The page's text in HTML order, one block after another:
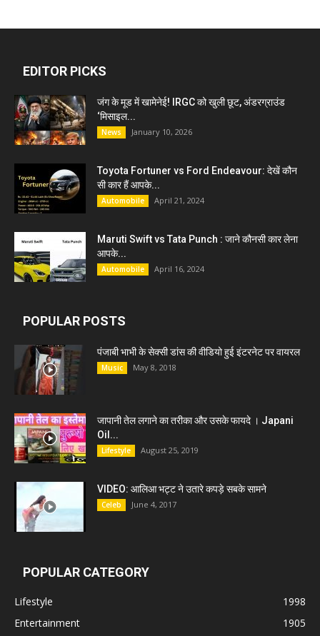
EDITOR PICKS
जंग के मूड में खामेनेई! IRGC को खुली छूट, अंडरग्राउंड
‘मिसाइल...
News January 10, 2026
Toyota Fortuner vs Ford Endeavour: देखें कौन
सी कार हैं आपके...
Automobile April 21, 2024
Maruti Swift vs Tata Punch : जाने कौनसी कार लेना
आपके...
Automobile April 16, 2024
POPULAR POSTS
पंजाबी भाभी के सेक्सी डांस की वीडियो हुई इंटरनेट पर वायरल
Music May 8, 2018
जापानी तेल लगाने का तरीका और उसके फायदे । Japani
Oil...
Lifestyle August 25, 2019
VIDEO: आलिआ भट्ट ने उतारे कपड़े सबके सामने
Celeb June 4, 2017
POPULAR CATEGORY
Lifestyle
1998
Entertainment
1905